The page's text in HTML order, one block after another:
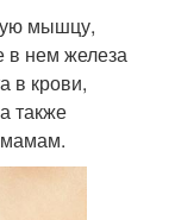
мышцу,
в нем железа
в крови,
также